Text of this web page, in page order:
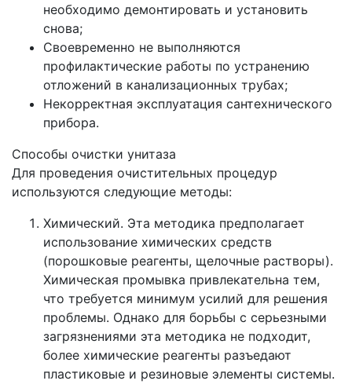
необходимо демонтировать и установить
снова;
Своевременно не выполняются
профилактические работы по устранению
отложений в канализационных трубах;
Некорректная эксплуатация сантехнического
прибора.
Способы очистки унитаза
Для проведения очистительных процедур
используются следующие методы:
Химический. Эта методика предполагает
использование химических средств
(порошковые реагенты, щелочные растворы).
Химическая промывка привлекательна тем,
что требуется минимум усилий для решения
проблемы. Однако для борьбы с серьезными
загрязнениями эта методика не подходит,
более химические реагенты разъедают
пластиковые и резиновые элементы системы.